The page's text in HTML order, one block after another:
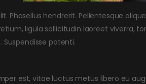
Phasellus hendrerit. Pellentesque
ligula sollicitudin laoreet viverra,
potenti.
est, vitae luctus metus libero eu